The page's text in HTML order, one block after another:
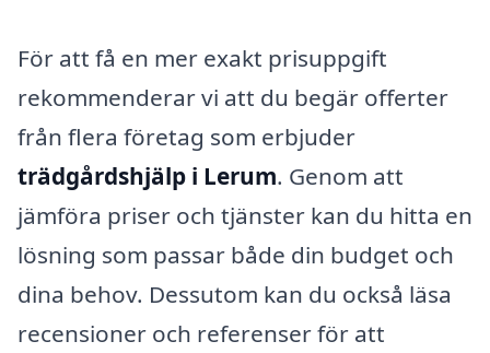
För att få en mer exakt prisuppgift
rekommenderar vi att du begär offerter
från flera företag som erbjuder
trädgårdshjälp i Lerum. Genom att
jämföra priser och tjänster kan du hitta en
lösning som passar både din budget och
dina behov. Dessutom kan du också läsa
recensioner och referenser för att